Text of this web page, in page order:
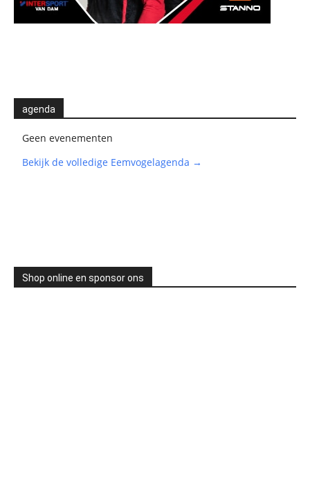
agenda
Geen evenementen
Bekijk de volledige Eemvogelagenda →
Shop online en sponsor ons